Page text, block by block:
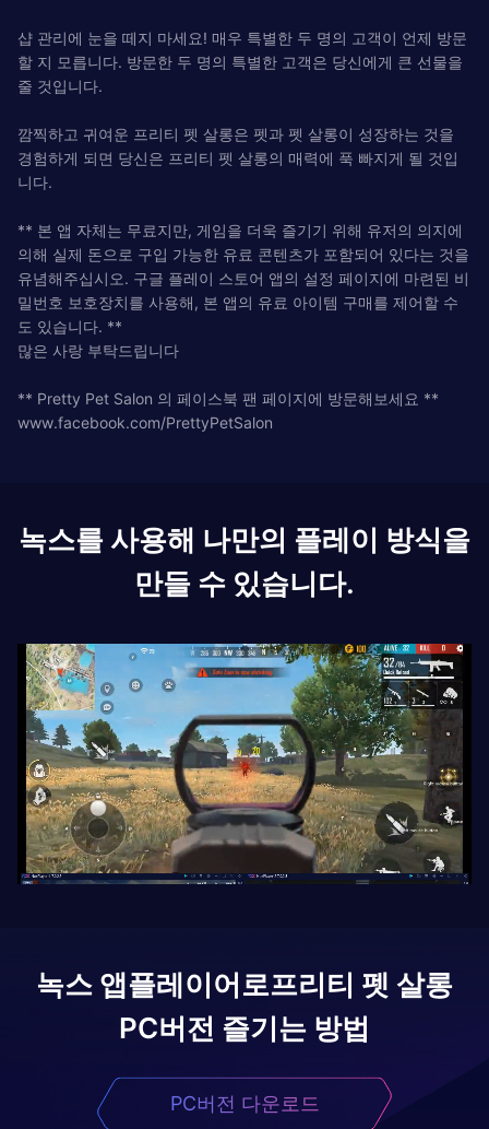
샵 관리에 눈을 떼지 마세요! 매우 특별한 두 명의 고객이 언제 방문
할 지 모릅니다. 방문한 두 명의 특별한 고객은 당신에게 큰 선물을
줄 것입니다.
깜찍하고 귀여운 프리티 펫 살롱은 펫과 펫 살롱이 성장하는 것을
경험하게 되면 당신은 프리티 펫 살롱의 매력에 푹 빠지게 될 것입
니다.
** 본 앱 자체는 무료지만, 게임을 더욱 즐기기 위해 유저의 의지에
의해 실제 돈으로 구입 가능한 유료 콘텐츠가 포함되어 있다는 것을
유념해주십시오. 구글 플레이 스토어 앱의 설정 페이지에 마련된 비
밀번호 보호장치를 사용해, 본 앱의 유료 아이템 구매를 제어할 수
도 있습니다. **
많은 사랑 부탁드립니다
** Pretty Pet Salon 의 페이스북 팬 페이지에 방문해보세요 **
www.facebook.com/PrettyPetSalon
녹스를 사용해 나만의 플레이 방식을
만들 수 있습니다.
녹스 앱플레이어로프리티 펫 살롱
PC버전 즐기는 방법
PC버전 다운로드